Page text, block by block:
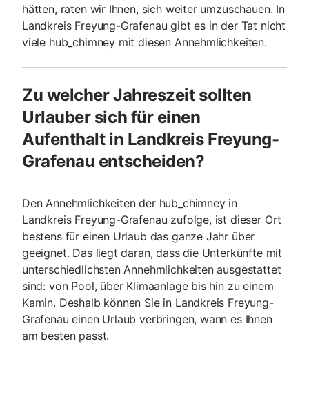
hätten, raten wir Ihnen, sich weiter umzuschauen. In
Landkreis Freyung-Grafenau gibt es in der Tat nicht
viele hub_chimney mit diesen Annehmlichkeiten.
Zu welcher Jahreszeit sollten
Urlauber sich für einen
Aufenthalt in Landkreis Freyung-
Grafenau entscheiden?
Den Annehmlichkeiten der hub_chimney in
Landkreis Freyung-Grafenau zufolge, ist dieser Ort
bestens für einen Urlaub das ganze Jahr über
geeignet. Das liegt daran, dass die Unterkünfte mit
unterschiedlichsten Annehmlichkeiten ausgestattet
sind: von Pool, über Klimaanlage bis hin zu einem
Kamin. Deshalb können Sie in Landkreis Freyung-
Grafenau einen Urlaub verbringen, wann es Ihnen
am besten passt.